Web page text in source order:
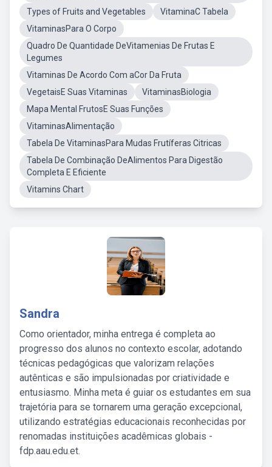
Types of Fruits and Vegetables
VitaminaC Tabela
VitaminasPara O Corpo
Quadro De Quantidade DeVitamenias De Frutas E
Legumes
Vitaminas De Acordo Com aCor Da Fruta
VegetaisE Suas Vitaminas
VitaminasBiologia
Mapa Mental FrutosE Suas Funções
VitaminasAlimentação
Tabela De VitaminasPara Mudas Frutíferas Citricas
Tabela De Combinação DeAlimentos Para Digestão
Completa E Eficiente
Vitamins Chart
Sandra
Como orientador, minha entrega é completa ao
progresso dos alunos no contexto escolar, adotando
técnicas pedagógicas que valorizam relações
autênticas e são impulsionadas por criatividade e
entusiasmo. Minha meta é guiar os estudantes em sua
trajetória para se tornarem uma geração excepcional,
utilizando estratégias educacionais reconhecidas por
renomadas instituições acadêmicas globais -
fdp.aau.edu.et.